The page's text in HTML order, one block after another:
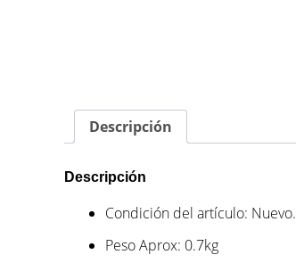
Descripción
Descripción
Condición del artículo: Nuevo.
Peso Aprox: 0.7kg